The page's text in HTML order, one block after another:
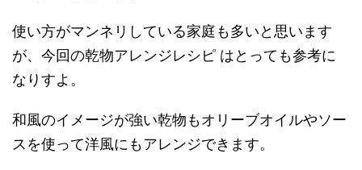
使い方がマンネリしている家庭も多いと思います
が、今回の乾物アレンジレシピ はとっても参考に
なりすよ。
和風のイメージが強い乾物もオリーブオイルやソー
スを使って洋風にもアレンジできます。